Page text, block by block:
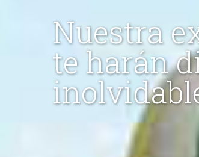
Nuestra
te harán